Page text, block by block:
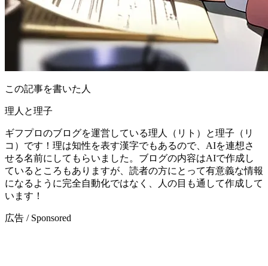
この記事を書いた人
理人と理子
ギフプロのブログを運営している理人（リト）と理子（リ
コ）です！理は知性を表す漢字でもあるので、AIを連想さ
せる名前にしてもらいました。ブログの内容はAIで作成し
ているところもありますが、読者の方にとって有意義な情報
になるように完全自動化ではなく、人の目も通して作成して
います！
広告 / Sponsored